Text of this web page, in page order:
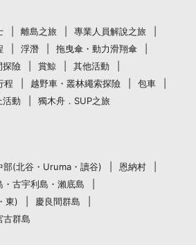
離島之旅
專業人員解說之旅
浮潛
拖曳傘・動力滑翔傘
探險 賞鯨
其他活動
程
越野車・叢林繩索探險
包車
活動 獨木舟．SUP之旅
部(北谷・Uruma・讀谷)
恩納村
・古宇利島・瀨底島
東)
慶良間群島
古群島